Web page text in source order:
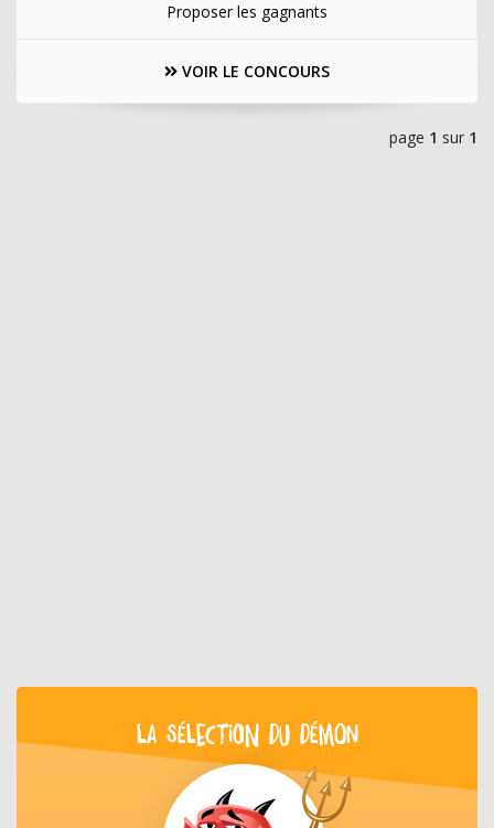
Proposer les gagnants
VOIR LE CONCOURS
page 1 sur 1
LA SÉLECTION DU DÉMON